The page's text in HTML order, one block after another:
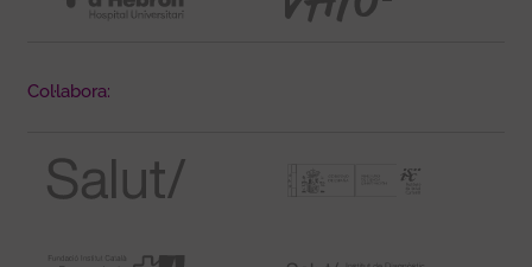
Col·labora: